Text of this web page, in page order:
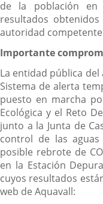
de la población en
resultados
autoridad
Importante
La entidad pública
Sistema de alerta
puesto en marcha
Ecológica y el Reto
junto a la Junta de
control de las
posible rebrote de
en la Estación
cuyos resultados
web de Aquavall: